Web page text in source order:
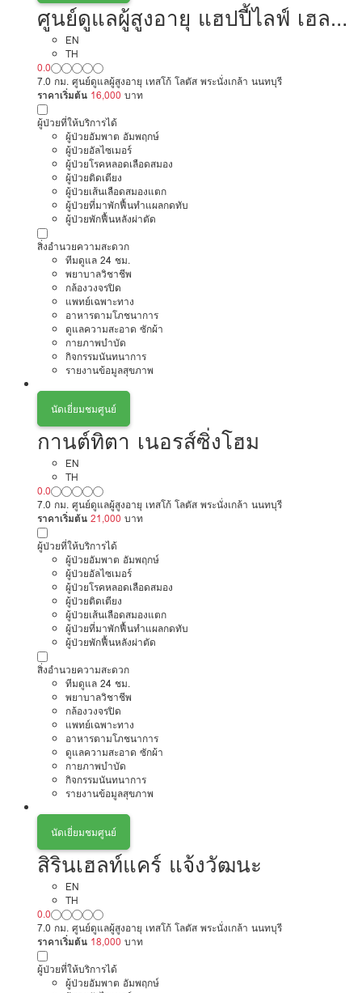
ศูนย์ดูแลผู้สูงอายุ แฮปปี้ไลฟ์ เฮลธ์
แคร์
EN
TH
0.0
7.0 กม. ศูนย์ดูแลผู้สูงอายุ เทสโก้ โลตัส พระนั่งเกล้า นนทบุรี
ราคาเริ่มต้น 16,000 บาท
ผู้ป่วยที่ให้บริการได้
ผู้ป่วยอัมพาต อัมพฤกษ์
ผู้ป่วยอัลไซเมอร์
ผู้ป่วยโรคหลอดเลือดสมอง
ผู้ป่วยติดเตียง
ผู้ป่วยเส้นเลือดสมองแตก
ผู้ป่วยที่มาพักฟื้นทำแผลกดทับ
ผู้ป่วยพักฟื้นหลังผ่าตัด
สิ่งอำนวยความสะดวก
ทีมดูแล 24 ชม.
พยาบาลวิชาชีพ
กล้องวงจรปิด
แพทย์เฉพาะทาง
อาหารตามโภชนาการ
ดูแลความสะอาด ซักผ้า
กายภาพบำบัด
กิจกรรมนันทนาการ
รายงานข้อมูลสุขภาพ
นัดเยี่ยมชมศูนย์
กานต์ทิตา เนอรส์ซิ่งโฮม
EN
TH
0.0
7.0 กม. ศูนย์ดูแลผู้สูงอายุ เทสโก้ โลตัส พระนั่งเกล้า นนทบุรี
ราคาเริ่มต้น 21,000 บาท
ผู้ป่วยที่ให้บริการได้
ผู้ป่วยอัมพาต อัมพฤกษ์
ผู้ป่วยอัลไซเมอร์
ผู้ป่วยโรคหลอดเลือดสมอง
ผู้ป่วยติดเตียง
ผู้ป่วยเส้นเลือดสมองแตก
ผู้ป่วยที่มาพักฟื้นทำแผลกดทับ
ผู้ป่วยพักฟื้นหลังผ่าตัด
สิ่งอำนวยความสะดวก
ทีมดูแล 24 ชม.
พยาบาลวิชาชีพ
กล้องวงจรปิด
แพทย์เฉพาะทาง
อาหารตามโภชนาการ
ดูแลความสะอาด ซักผ้า
กายภาพบำบัด
กิจกรรมนันทนาการ
รายงานข้อมูลสุขภาพ
นัดเยี่ยมชมศูนย์
สิรินเฮลท์แคร์ แจ้งวัฒนะ
EN
TH
0.0
7.0 กม. ศูนย์ดูแลผู้สูงอายุ เทสโก้ โลตัส พระนั่งเกล้า นนทบุรี
ราคาเริ่มต้น 18,000 บาท
ผู้ป่วยที่ให้บริการได้
ผู้ป่วยอัมพาต อัมพฤกษ์